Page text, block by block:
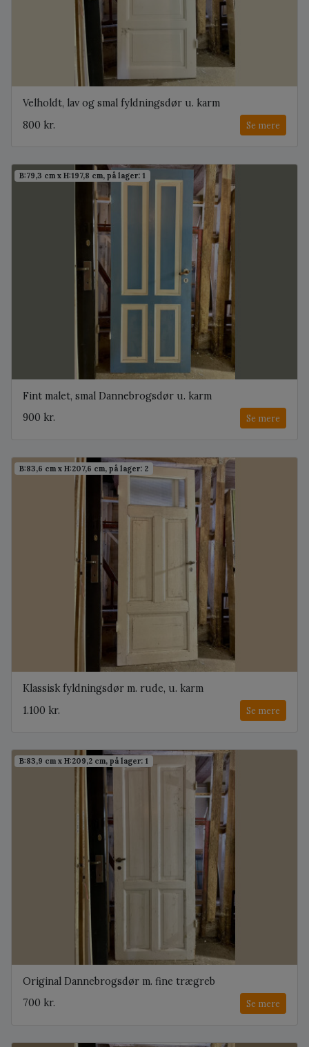
Velholdt, lav og smal fyldningsdør u. karm
800 kr.
Se mere
B:79,3 cm x H:197,8 cm, på lager: 1
Fint malet, smal Dannebrogsdør u. karm
900 kr.
Se mere
B:83,6 cm x H:207,6 cm, på lager: 2
Klassisk fyldningsdør m. rude, u. karm
1.100 kr.
Se mere
B:83,9 cm x H:209,2 cm, på lager: 1
Original Dannebrogsdør m. fine trægreb
700 kr.
Se mere